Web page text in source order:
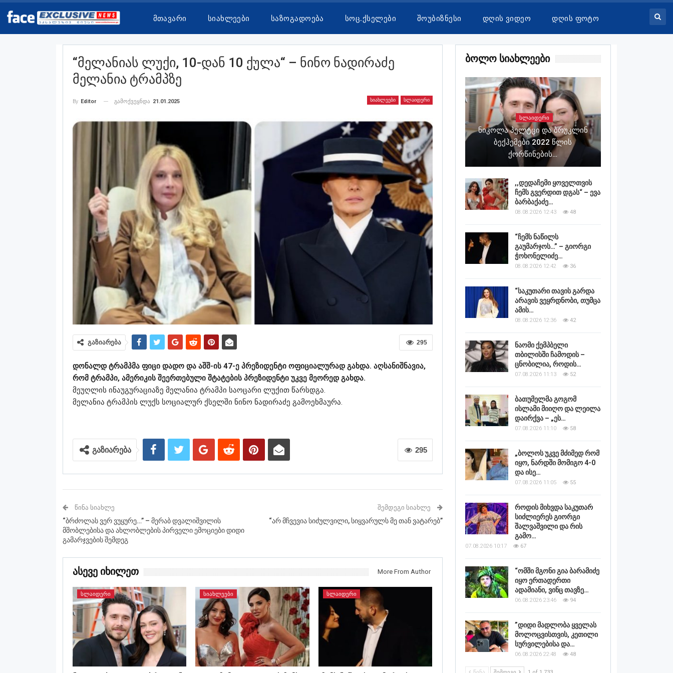
Მთავარი Სიახლეები Საზოგადოება Სოც.ქსელები Შოუბიზნესი Დღის Ვიდეო Დღის Ფოტო
“მელანიას Ლუქი, 10-Დან 10 Ქულა“ – Ნინო Ნადირაძე
Მელანია Ტრამპზე
ᲡᲘᲐᲮᲚᲔᲔᲑᲘ ᲡᲚᲐᲘᲓᲔᲠᲘ
By Editor გამოქვეყნდა 21.01.2025
295
გაზიარება
დონალდ ტრამპმა ფიცი დადო და აშშ-ის 47-ე პრეზიდენტი ოფიციალურად გახდა. აღსანიშნავია,
რომ ტრამპი, ამერიკის შეერთებული შტატების პრეზიდენტი უკვე მეორედ გახდა.
მეუღლის ინაუგურაციაზე მელანია ტრამპი საოცარი ლუქით წარსდგა.
მელანია ტრამპის ლუქს სოციალურ ქსელში ნინო ნადირაძე გამოეხმაურა.
295
გაზიარება
ᲬᲘᲜᲐ ᲡᲘᲐᲮᲚᲔ
“ბრძოლას ვერ ვუყურე…” – მერაბ დვალიშვილის
მშობლებისა და ახლობლების პირველი ემოციები დიდი
გამარჯვების შემდეგ
ᲨᲔᲛᲓᲔᲒᲘ ᲡᲘᲐᲮᲚᲔ
“არ მჩვევია სიძულვილი, სიყვარულს მე თან ვატარებ”
Ასევე Იხილეთ More From Author
ᲡᲚᲐᲘᲓᲔᲠᲘ ᲡᲘᲐᲮᲚᲔᲔᲑᲘ ᲡᲚᲐᲘᲓᲔᲠᲘ
Ბოლო Სიახლეები
ᲡᲚᲐᲘᲓᲔᲠᲘ
Ნიკოლა Პელტცი Და Ბრუკლინ
Ბექჰემები 2022 Წლის
Ქორწინების…
,,დედაჩემი ყოველთვის
ჩემს გვერდით დგას“ – ევა
ბარბაქაძე…
08.08.2026 12:43 48
“ჩემს ნაწილს
გაუმარჯოს…” – გიორგი
ჭოხონელიძე…
08.08.2026 12:42 36
“საკუთარი თავის გარდა
არავის ვეყრდნობი, თუმცა
ამის…
08.08.2026 12:36 42
ნაომი ქემპბელი
თბილისში ჩამოდის –
ცნობილია, როდის…
07.08.2026 11:13 52
ბათუმელმა გოგომ
ისლამი მიიღო და ლეილა
დაირქვა – „ეს…
07.08.2026 11:10 58
„ბოლოს უკვე მძიმედ რომ
იყო, ნარდში მომიგო 4-0
და ისე…
07.08.2026 11:05 55
როდის მიხვდა საკუთარ
სიძლიერეს გიორგი
შალვაშვილი და რის
გამო…
07.08.2026 10:17 67
“ომში მგონი გია ბარამიძე
იყო ერთადერთი
ადამიანი, ვინც თავზე…
06.08.2026 23:46 94
”დიდი მადლობა ყველას
მოლოცვისთვის, კეთილი
სურვილებისა და…
06.08.2026 22:48 48